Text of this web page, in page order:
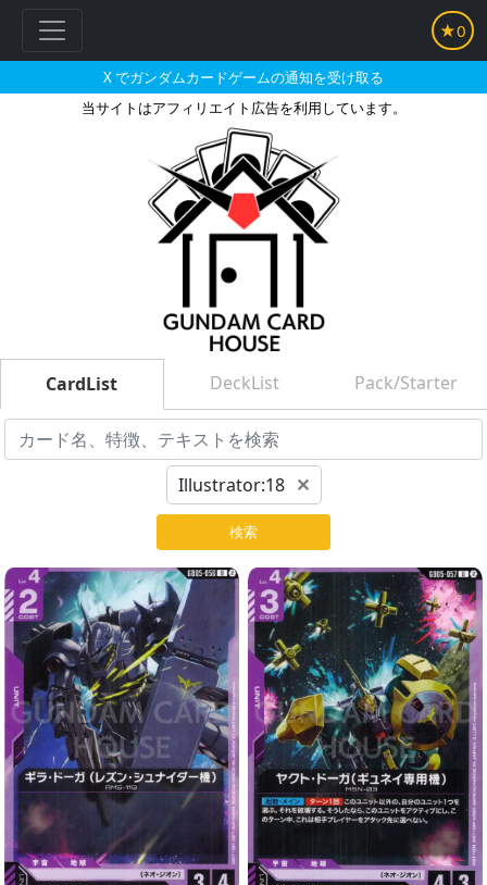
★0
X でガンダムカードゲームの通知を受け取る
当サイトはアフィリエイト広告を利用しています。
CardList DeckList Pack/Starter
Illustrator:18 ✕
フ